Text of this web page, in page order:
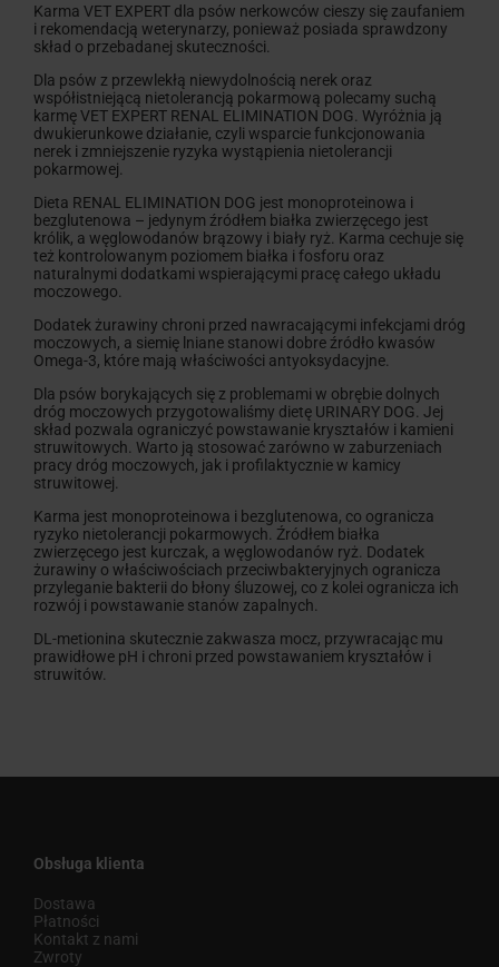
Karma VET EXPERT dla psów nerkowców cieszy się zaufaniem
i rekomendacją weterynarzy, ponieważ posiada sprawdzony
skład o przebadanej skuteczności.
Dla psów z przewlekłą niewydolnością nerek oraz
współistniejącą nietolerancją pokarmową polecamy suchą
karmę VET EXPERT RENAL ELIMINATION DOG. Wyróżnia ją
dwukierunkowe działanie, czyli wsparcie funkcjonowania
nerek i zmniejszenie ryzyka wystąpienia nietolerancji
pokarmowej.
Dieta RENAL ELIMINATION DOG jest monoproteinowa i
bezglutenowa – jedynym źródłem białka zwierzęcego jest
królik, a węglowodanów brązowy i biały ryż. Karma cechuje się
też kontrolowanym poziomem białka i fosforu oraz
naturalnymi dodatkami wspierającymi pracę całego układu
moczowego.
Dodatek żurawiny chroni przed nawracającymi infekcjami dróg
moczowych, a siemię lniane stanowi dobre źródło kwasów
Omega-3, które mają właściwości antyoksydacyjne.
Dla psów borykających się z problemami w obrębie dolnych
dróg moczowych przygotowaliśmy dietę URINARY DOG. Jej
skład pozwala ograniczyć powstawanie kryształów i kamieni
struwitowych. Warto ją stosować zarówno w zaburzeniach
pracy dróg moczowych, jak i profilaktycznie w kamicy
struwitowej.
Karma jest monoproteinowa i bezglutenowa, co ogranicza
ryzyko nietolerancji pokarmowych. Źródłem białka
zwierzęcego jest kurczak, a węglowodanów ryż. Dodatek
żurawiny o właściwościach przeciwbakteryjnych ogranicza
przyleganie bakterii do błony śluzowej, co z kolei ogranicza ich
rozwój i powstawanie stanów zapalnych.
DL-metionina skutecznie zakwasza mocz, przywracając mu
prawidłowe pH i chroni przed powstawaniem kryształów i
struwitów.
Obsługa klienta
Dostawa
Płatności
Kontakt z nami
Zwroty